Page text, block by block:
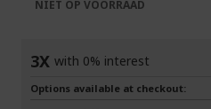
gallerij
afbeeldingen-
NIET OP VOORRAAD
3X with 0% interest
Options available at checkout: